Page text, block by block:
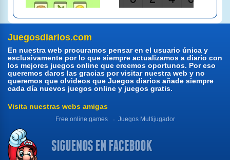
Juegosdiarios.com
En nuestra web procuramos pensar en el usuario única y
esclusivamente por lo que siempre actualizamos a diario con
los mejores juegos online que creemos oportunos. Por eso
queremos daros las gracias por visitar nuestra web y no
queremos que olvideos que Juegos diarios añade siempre
cada día nuevos juegos online y juegos gratis.
Visita nuestras webs amigas
Free online games Juegos Multijugador